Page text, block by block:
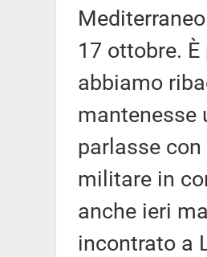
17 ottobre.
abbiamo
mantenesse
parlasse
militare in
anche ieri
incontrato a